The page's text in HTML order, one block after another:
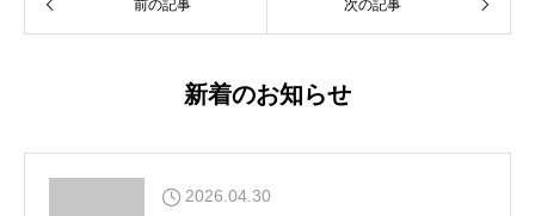
前の記事 次の記事
新着のお知らせ
2026.04.30